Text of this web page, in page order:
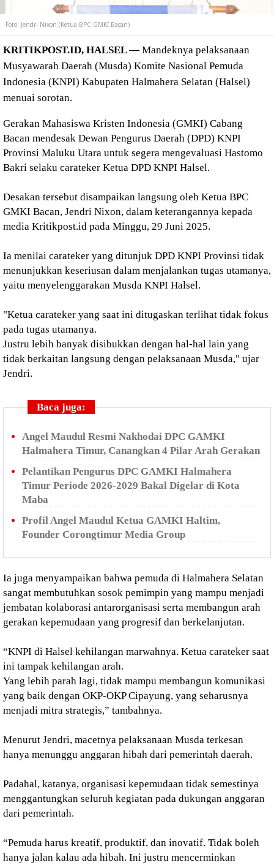
Foto: Jendri Nixon (Ketua BPC GMKI Bacan)
KRITIKPOST.ID, HALSEL —Mandeknya pelaksanaan
Musyawarah Daerah (Musda) Komite Nasional Pemuda
Indonesia (KNPI) Kabupaten Halmahera Selatan (Halsel)
menuai sorotan.
Gerakan Mahasiswa Kristen Indonesia (GMKI) Cabang
Bacan mendesak Dewan Pengurus Daerah (DPD) KNPI
Provinsi Maluku Utara untuk segera mengevaluasi Hastomo
Bakri selaku carateker Ketua DPD KNPI Halsel.
Desakan tersebut disampaikan langsung oleh Ketua BPC
GMKI Bacan, Jendri Nixon, dalam keterangannya kepada
media Kritikpost.id pada Minggu, 29 Juni 2025.
Ia menilai carateker yang ditunjuk DPD KNPI Provinsi tidak
menunjukkan keseriusan dalam menjalankan tugas utamanya,
yaitu menyelenggarakan Musda KNPI Halsel.
"Ketua carateker yang saat ini ditugaskan terlihat tidak fokus
pada tugas utamanya.
Justru lebih banyak disibukkan dengan hal-hal lain yang
tidak berkaitan langsung dengan pelaksanaan Musda," ujar
Jendri.
Baca juga:
Angel Maudul Resmi Nakhodai DPC GAMKI
Halmahera Timur, Canangkan 4 Pilar Arah Gerakan
Pelantikan Pengurus DPC GAMKI Halmahera
Timur Periode 2026-2029 Bakal Digelar di Kota
Maba
Profil Angel Maudul Ketua GAMKI Haltim,
Founder Corongtimur Media Group
Ia juga menyampaikan bahwa pemuda di Halmahera Selatan
sangat membutuhkan sosok pemimpin yang mampu menjadi
jembatan kolaborasi antarorganisasi serta membangun arah
gerakan kepemudaan yang progresif dan berkelanjutan.
“KNPI di Halsel kehilangan marwahnya. Ketua carateker saat
ini tampak kehilangan arah.
Yang lebih parah lagi, tidak mampu membangun komunikasi
yang baik dengan OKP-OKP Cipayung, yang seharusnya
menjadi mitra strategis,” tambahnya.
Menurut Jendri, macetnya pelaksanaan Musda terkesan
hanya menunggu anggaran hibah dari pemerintah daerah.
Padahal, katanya, organisasi kepemudaan tidak semestinya
menggantungkan seluruh kegiatan pada dukungan anggaran
dari pemerintah.
“Pemuda harus kreatif, produktif, dan inovatif. Tidak boleh
hanya jalan kalau ada hibah. Ini justru mencerminkan